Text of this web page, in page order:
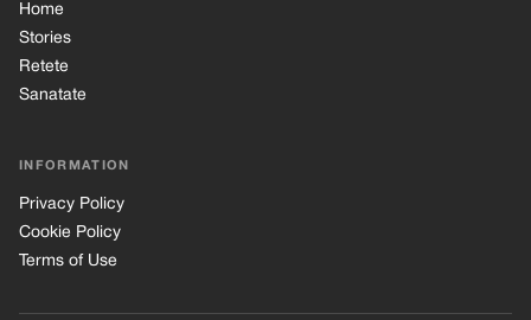
Home
Stories
Retete
Sanatate
INFORMATION
Privacy Policy
Cookie Policy
Terms of Use